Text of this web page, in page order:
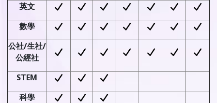
英文
數學
公社/生社/
公經社
STEM
科學